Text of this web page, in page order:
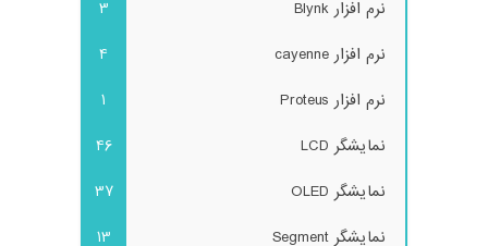
نرم افزار Blynk
3
نرم افزار cayenne
4
نرم افزار Proteus
1
نمایشگر LCD
46
نمایشگر OLED
37
نمایشگر Segment
13